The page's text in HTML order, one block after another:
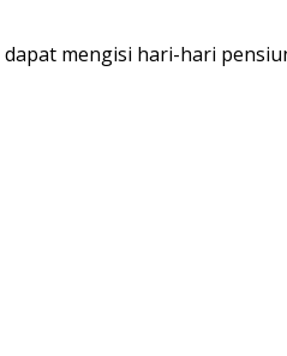
mengisi hari-hari